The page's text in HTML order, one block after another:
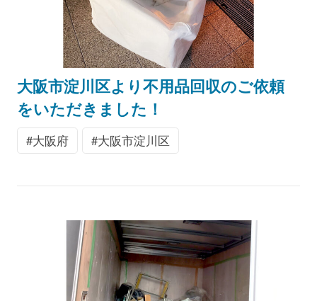
大阪市淀川区より不用品回収のご依頼
をいただきました！
大阪府 大阪市淀川区